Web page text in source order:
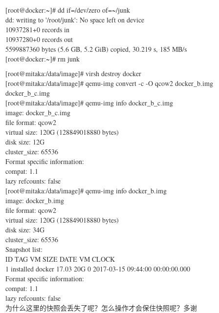
[root@docker:~]# dd if=/dev/zero of=~/junk
dd: writing to '/root/junk': No space left on device
10937281+0 records in
10937280+0 records out
5599887360 bytes (5.6 GB, 5.2 GiB) copied, 30.219 s, 185 MB/s
[root@docker:~]# rm junk
[root@mitaka:/data/image]# virsh destroy docker
[root@mitaka:/data/image]# qemu-img convert -c -O qcow2 docker_b.img
docker_b_c.img
[root@mitaka:/data/image]# qemu-img info docker_b_c.img
image: docker_b_c.img
file format: qcow2
virtual size: 120G (128849018880 bytes)
disk size: 12G
cluster_size: 65536
Format specific information:
compat: 1.1
lazy refcounts: false
[root@mitaka:/data/image]# qemu-img info docker_b.img
image: docker_b.img
file format: qcow2
virtual size: 120G (128849018880 bytes)
disk size: 34G
cluster_size: 65536
Snapshot list:
ID TAG VM SIZE DATE VM CLOCK
1 installed docker 17.03 20G 0 2017-03-15 09:44:00 00:00:00.000
Format specific information:
compat: 1.1
lazy refcounts: false
为什么这里的快照会丢失了呢？怎么操作才会保住快照呢？多谢